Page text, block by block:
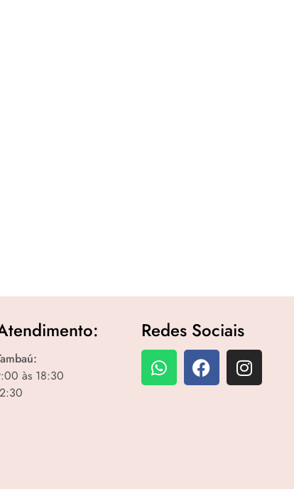
às 18:30
Redes Sociais